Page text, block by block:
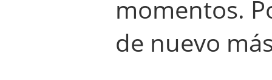
momentos.
de nuevo